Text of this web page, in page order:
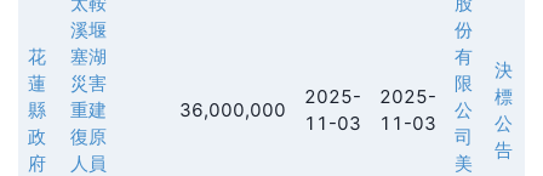
花
蓮
縣
政
府
溪堰
塞湖
災害
重建
復原
人員
36,000,000
2025-
11-03
2025-
11-03
份
有
限
公
司
美
決
標
公
告